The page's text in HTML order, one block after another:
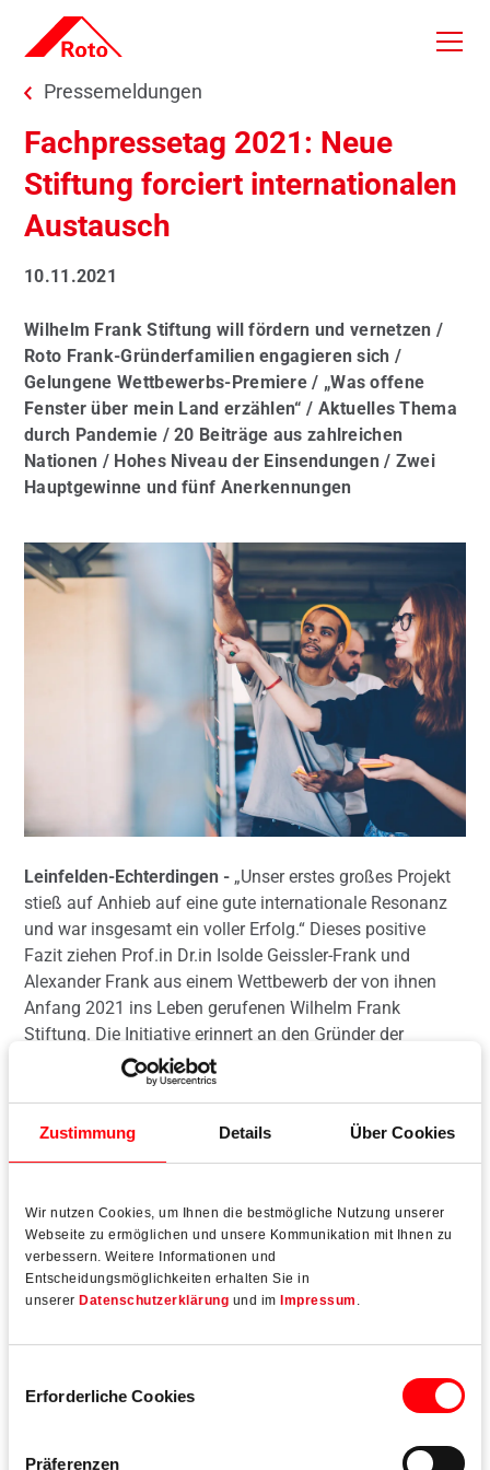
Zustimmung Details Über Cookies
Wir nutzen Cookies, um Ihnen die bestmögliche Nutzung unserer
Webseite zu ermöglichen und unsere Kommunikation mit Ihnen zu
verbessern. Weitere Informationen und
Entscheidungsmöglichkeiten erhalten Sie in
unserer Datenschutzerklärung und im Impressum .
Erforderliche Cookies
Präferenzen
Skip to main content
You are here:
Pressemeldungen
Fachpressetag 2021: Neue
Stiftung forciert internationalen
Austausch
10.11.2021
Wilhelm Frank Stiftung will fördern und vernetzen /
Roto Frank-Gründerfamilien engagieren sich /
Gelungene Wettbewerbs-Premiere / „Was offene
Fenster über mein Land erzählen“ / Aktuelles Thema
durch Pandemie / 20 Beiträge aus zahlreichen
Nationen / Hohes Niveau der Einsendungen / Zwei
Hauptgewinne und fünf Anerkennungen
Leinfelden-Echterdingen - „Unser erstes großes Projekt
stieß auf Anhieb auf eine gute internationale Resonanz
und war insgesamt ein voller Erfolg.“ Dieses positive
Fazit ziehen Prof.in Dr.in Isolde Geissler-Frank und
Alexander Frank aus einem Wettbewerb der von ihnen
Anfang 2021 ins Leben gerufenen Wilhelm Frank
Stiftung. Die Initiative erinnert an den Gründer der
heutigen Roto-Unternehmensgruppe mit ihren weltweit
ca. 4.800 Mitarbeitenden. Die Nachkommen des Erfinders
ihrem Engagement interkulturelle Kommunikation,
Wissenschaft und Forschung fördern.
Mehr lesen